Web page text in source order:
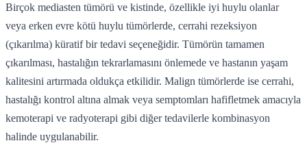
Birçok mediasten tümörü ve kistinde, özellikle iyi huylu olanlar
veya erken evre kötü huylu tümörlerde, cerrahi rezeksiyon
(çıkarılma) küratif bir tedavi seçeneğidir. Tümörün tamamen
çıkarılması, hastalığın tekrarlamasını önlemede ve hastanın yaşam
kalitesini artırmada oldukça etkilidir. Malign tümörlerde ise cerrahi,
hastalığı kontrol altına almak veya semptomları hafifletmek amacıyla
kemoterapi ve radyoterapi gibi diğer tedavilerle kombinasyon
halinde uygulanabilir.